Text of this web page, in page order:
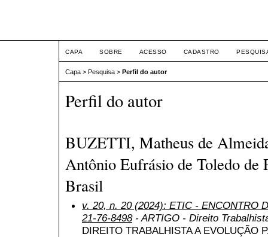
CAPA SOBRE ACESSO CADASTRO
Capa > Pesquisa > Perfil do autor
Perfil do autor
BUZETTI, Matheus de
Antônio Eufrásio de Toledo de
Brasil
v. 20, n. 20 (2024): ETIC - ENCONTRO
21-76-8498- ARTIGO - Direito
DIREITO TRABALHISTA A EVOLUÇÃO